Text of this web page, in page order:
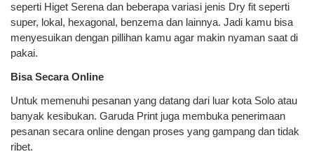
seperti Higet Serena dan beberapa variasi jenis Dry fit seperti
super, lokal, hexagonal, benzema dan lainnya. Jadi kamu bisa
menyesuikan dengan pillihan kamu agar makin nyaman saat di
pakai.
Bisa Secara Online
Untuk memenuhi pesanan yang datang dari luar kota Solo atau
banyak kesibukan. Garuda Print juga membuka penerimaan
pesanan secara online dengan proses yang gampang dan tidak
ribet.